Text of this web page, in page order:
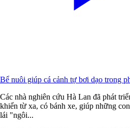
Bể nuôi giúp cá cảnh tự bơi dạo trong
Các nhà nghiên cứu Hà Lan đã phát
khiển từ xa, có bánh xe, giúp những
lái "ngôi...